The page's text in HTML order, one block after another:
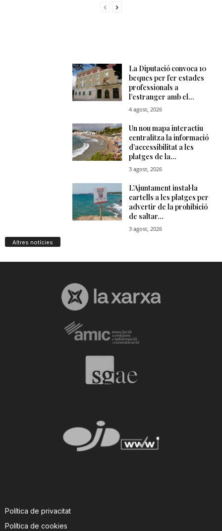
Altres notícies
Política de privacitat
Política de cookies